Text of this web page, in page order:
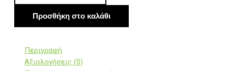
Προσθήκη στο καλάθι
Περιγραφή
Αξιολογήσεις (0)